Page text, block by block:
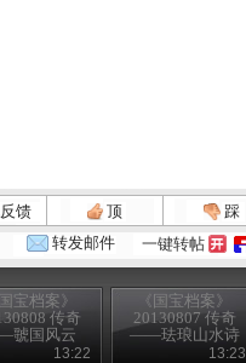
馈 顶 踩
转发邮件 一键转帖
国宝档案》
传奇
国风云
13:22
《国宝档案》
20130807 传奇
——珐琅山水诗
13:23